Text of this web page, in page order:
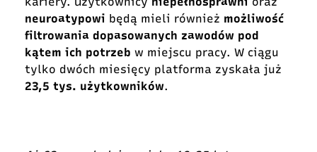
neuroatypowi będą mieli również możliwość
filtrowania dopasowanych zawodów pod
kątem ich potrzeb w miejscu pracy. W ciągu
tylko dwóch miesięcy platforma zyskała już
23,5 tys. użytkowników.